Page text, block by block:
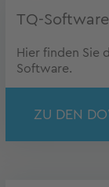
TQ-
Hier finden Sie
Software.
ZU DEN